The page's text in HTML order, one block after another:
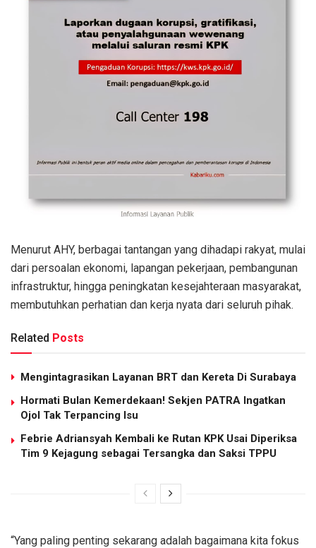
Menurut AHY, berbagai tantangan yang dihadapi rakyat, mulai
dari persoalan ekonomi, lapangan pekerjaan, pembangunan
infrastruktur, hingga peningkatan kesejahteraan masyarakat,
membutuhkan perhatian dan kerja nyata dari seluruh pihak.
Related Posts
Mengintagrasikan Layanan BRT dan Kereta Di Surabaya
Hormati Bulan Kemerdekaan! Sekjen PATRA Ingatkan
Ojol Tak Terpancing Isu
Febrie Adriansyah Kembali ke Rutan KPK Usai Diperiksa
Tim 9 Kejagung sebagai Tersangka dan Saksi TPPU
“Yang paling penting sekarang adalah bagaimana kita fokus